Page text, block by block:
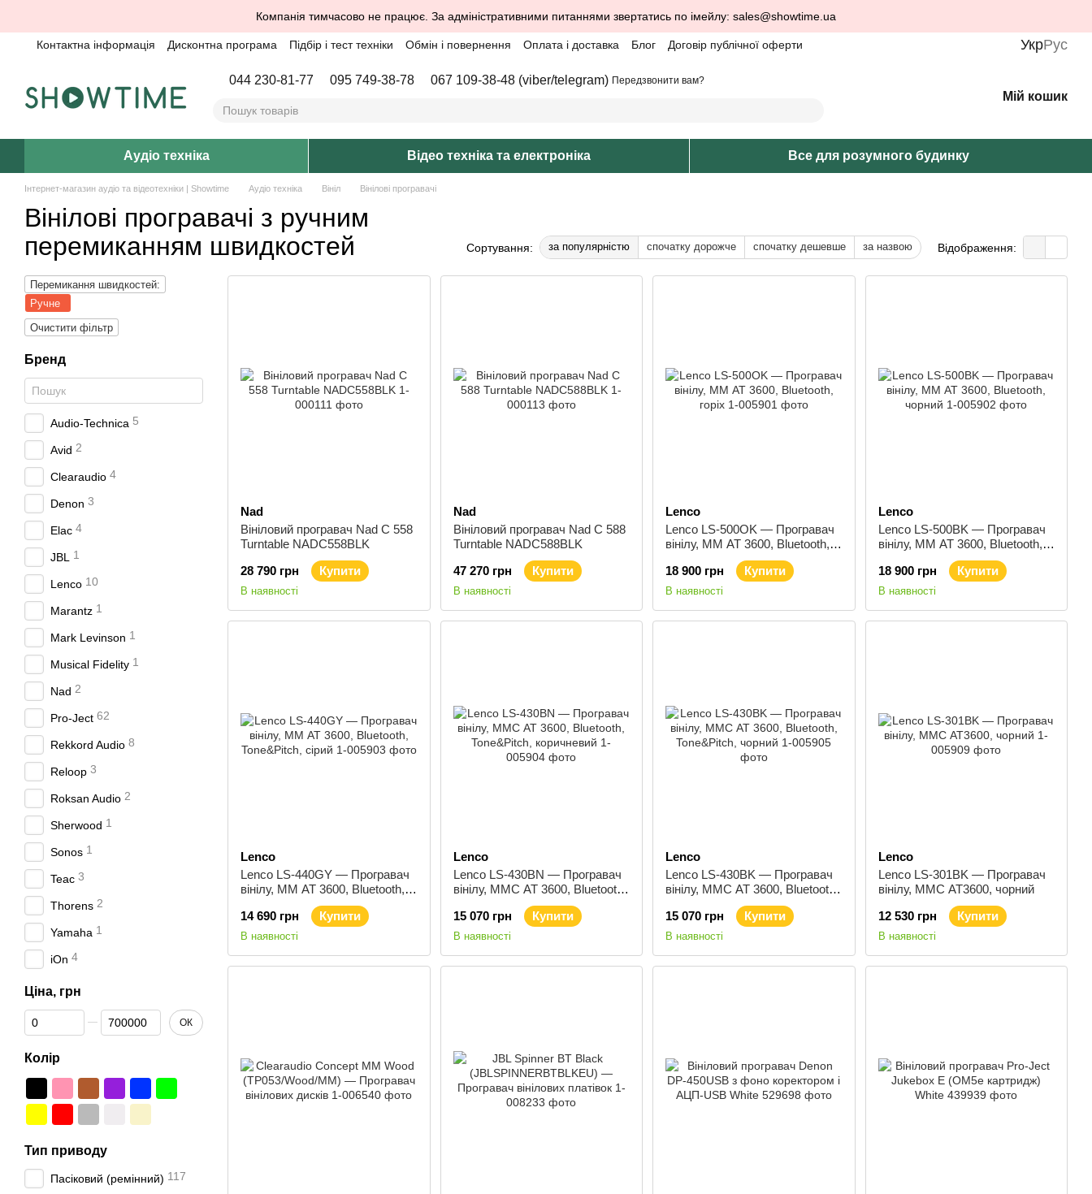
Компанія тимчасово не працює. За адміністративними питаннями звертатись по імейлу: sales@showtime.ua
Контактна інформація Дисконтна програма Підбір і тест техніки Обмін і повернення Оплата і доставка Блог Договір публічної оферти УкрРус
044 230-81-77 095 749-38-78 067 109-38-48 (viber/telegram) Передзвонити вам?
Мій кошик
Аудіо техніка Відео техніка та електроніка Все для розумного будинку
Інтернет-магазин аудіо та відеотехніки | Showtime Аудіо техніка Вініл Вінілові програвачі
Вінілові програвачі з ручним
перемиканням швидкостей
Сортування: за популярністю спочатку дорожче спочатку дешевше за назвою Відображення:
Nad
Вініловий програвач Nad C 558
Turntable NADC558BLK
28 790 грн
Купити
В наявності
Nad
Вініловий програвач Nad C 588
Turntable NADC588BLK
47 270 грн
Купити
В наявності
Lenco
Lenco LS-500OK — Програвач
вінілу, ММ AT 3600, Bluetooth,
18 900 грн
Купити
В наявності
Lenco
Lenco LS-500BK — Програвач
вінілу, ММ AT 3600, Bluetooth,
18 900 грн
Купити
В наявності
Lenco
Lenco LS-440GY — Програвач
вінілу, ММ AT 3600, Bluetooth,
Tone&Pitch, сірий
14 690 грн
Купити
В наявності
Lenco
Lenco LS-430BN — Програвач
вінілу, ММС AT 3600, Bluetooth,
Tone&Pitch, коричневий
15 070 грн
Купити
В наявності
Lenco
Lenco LS-430BK — Програвач
вінілу, ММС AT 3600, Bluetooth,
Tone&Pitch, чорний
15 070 грн
Купити
В наявності
Lenco
Lenco LS-301BK — Програвач
вінілу, ММС AT3600, чорний
12 530 грн
Купити
В наявності
Перемикання швидкостей:
Ручне
Очистити фільтр
Бренд
Audio-Technica 5
Avid 2
Clearaudio 4
Denon 3
Elac 4
JBL 1
Lenco 10
Marantz 1
Mark Levinson 1
Musical Fidelity 1
Nad 2
Pro-Ject 62
Rekkord Audio 8
Reloop 3
Roksan Audio 2
Sherwood 1
Sonos 1
Teac 3
Thorens 2
Yamaha 1
iOn 4
Ціна, грн
Від Ціна, грн
До Ціна, грн ОК
Колір
Тип приводу
Пасіковий (ремінний) 117